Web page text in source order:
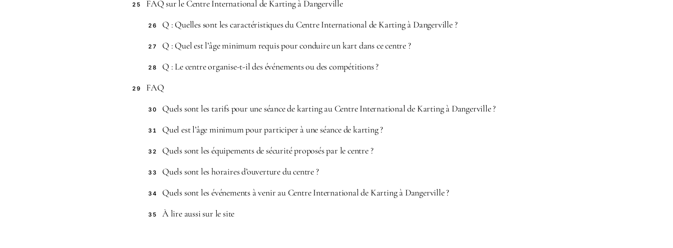
25 FAQ sur le Centre International de Karting à Dangerville
26 Q : Quelles sont les caractéristiques du Centre International de Karting à Dangerville ?
27 Q : Quel est l’âge minimum requis pour conduire un kart dans ce centre ?
28 Q : Le centre organise-t-il des événements ou des compétitions ?
29 FAQ
30 Quels sont les tarifs pour une séance de karting au Centre International de Karting à Dangerville ?
31 Quel est l’âge minimum pour participer à une séance de karting ?
32 Quels sont les équipements de sécurité proposés par le centre ?
33 Quels sont les horaires d’ouverture du centre ?
34 Quels sont les événements à venir au Centre International de Karting à Dangerville ?
35 À lire aussi sur le site